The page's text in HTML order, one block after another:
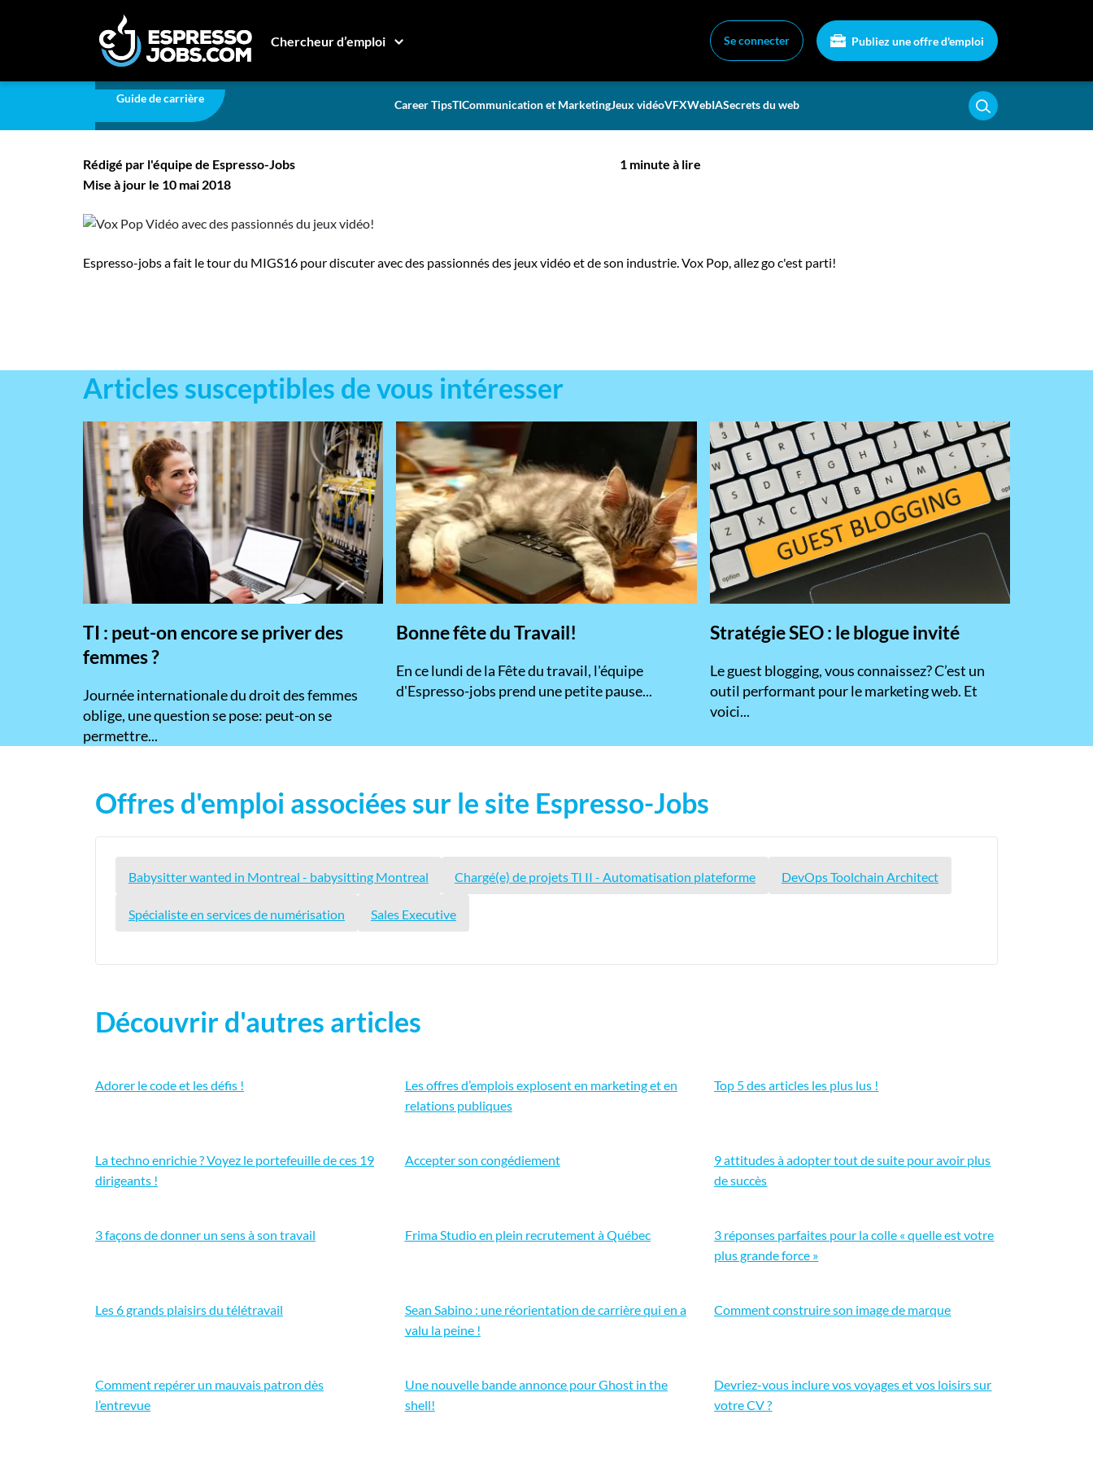
Chercheur d’emploi Se connecter Publiez une offre d'emploi
Créez un compte
Recherchez un emploi
Conseils carrière
Employeurs
Publiez une offre d'emploi
Guide de carrière Career TipsTICommunication et MarketingJeux vidéoVFXWebIASecrets du web
Carrière Vox Pop Vidéo avec des passionnés du jeux vidéo!
Vox Pop Vidéo avec des passionnés du jeux
vidéo!
Rédigé par l'équipe de Espresso-Jobs
Mise à jour le 10 mai 2018
1 minute à lire
Espresso-jobs a fait le tour du MIGS16 pour discuter avec des passionnés des jeux vidéo et de son industrie. Vox Pop, allez go c'est parti!
Articles susceptibles de vous intéresser
TI : peut-on encore se priver des
femmes ?
​Journée internationale du droit des femmes
oblige, une question se pose: peut-on se
permettre...
Bonne fête du Travail!
En ce lundi de la Fête du travail, l'équipe
d'Espresso-jobs prend une petite pause...
Stratégie SEO : le blogue invité
​Le guest blogging, vous connaissez? C’est un
outil performant pour le marketing web. Et
voici...
Offres d'emploi associées sur le site Espresso-Jobs
Babysitter wanted in Montreal - babysitting Montreal Chargé(e) de projets TI II - Automatisation plateforme DevOps Toolchain Architect
Spécialiste en services de numérisation Sales Executive
Découvrir d'autres articles
Adorer le code et les défis !
Les offres d’emplois explosent en marketing et en
relations publiques
Top 5 des articles les plus lus !
La techno enrichie ? Voyez le portefeuille de ces 19
dirigeants !
Accepter son congédiement
9 attitudes à adopter tout de suite pour avoir plus
de succès
3 façons de donner un sens à son travail Frima Studio en plein recrutement à Québec
3 réponses parfaites pour la colle « quelle est votre
plus grande force »
Les 6 grands plaisirs du télétravail
Sean Sabino : une réorientation de carrière qui en a
valu la peine !
Comment construire son image de marque
Comment repérer un mauvais patron dès
l’entrevue
Une nouvelle bande annonce pour Ghost in the
shell!
Devriez-vous inclure vos voyages et vos loisirs sur
votre CV ?